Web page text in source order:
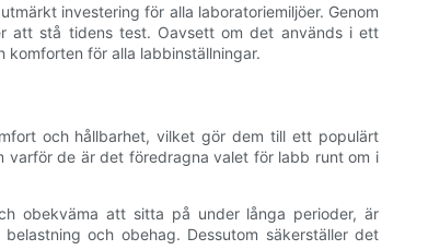
investering för alla laboratoriemiljöer. Genom
att stå tidens test. Oavsett om det används i ett
för alla labbinställningar.
och hållbarhet, vilket gör dem till ett populärt
varför de är det föredragna valet för labb runt om i
obekväma att sitta på under långa perioder, är
och obehag. Dessutom säkerställer det